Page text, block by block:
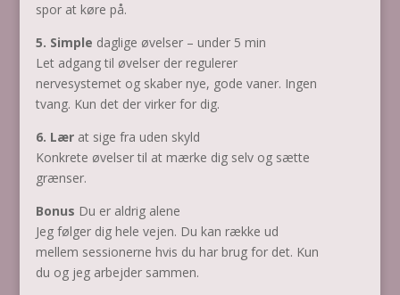
spor at køre på.
5. Simple daglige øvelser – under 5 min
Let adgang til øvelser der regulerer
nervesystemet og skaber nye, gode vaner. Ingen
tvang. Kun det der virker for dig.
6. Lær at sige fra uden skyld
Konkrete øvelser til at mærke dig selv og sætte
grænser.
Bonus Du er aldrig alene
Jeg følger dig hele vejen. Du kan række ud
mellem sessionerne hvis du har brug for det. Kun
du og jeg arbejder sammen.